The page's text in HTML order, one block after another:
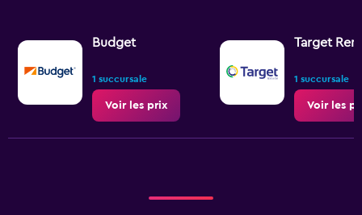
Budget
1 succursale
Voir les prix
Target
1 succursale
Voir les